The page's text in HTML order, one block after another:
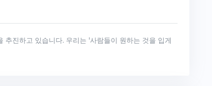
진하고 있습니다. 우리는 '사람들이 원하는 것을 입게